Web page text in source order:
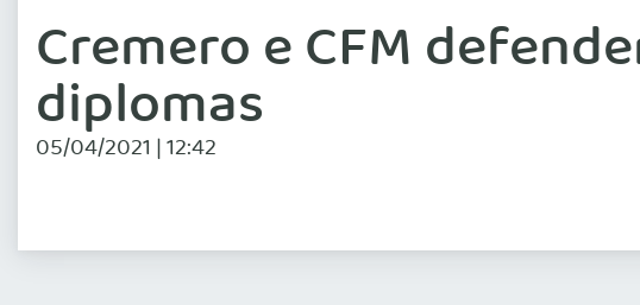
Cremero e CFM
diplomas
05/04/2021 | 12:42